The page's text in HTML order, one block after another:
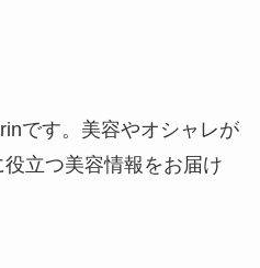
です。美容やオシャレが
立つ美容情報をお届け